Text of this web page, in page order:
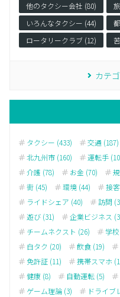
他のタクシー会社 (80)
いろんなタクシー (44)
ロータリークラブ (12)
カテ
タクシー (433) 交通 (187)
北九州市 (160)
運転手
介護 (78)
お金 (70)
街 (45)
環境 (44) 接
ライドシェア (40)
訪問
遊び (31)
企業ビジネス
チームネクスト (26)
学
白タク (20)
飲食 (19)
免許証 (11)
携帯スマホ
健康 (8)
自動運転 (5)
ゲーム理論 (3)
ドライブ